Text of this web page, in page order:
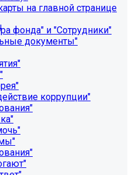
действия лицензии.
«Главного модуля»
.
через «Систему
"Сведения об
на главной странице
фонда" и "Сотрудники"
документы"
коррупции"